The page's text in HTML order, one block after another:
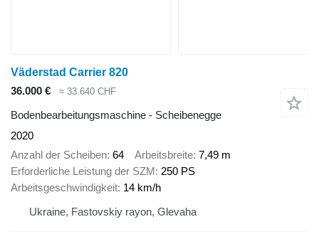
Väderstad Carrier 820
36.000 €
≈ 33.640 CHF
Bodenbearbeitungsmaschine - Scheibenegge
2020
Anzahl der Scheiben 64 Arbeitsbreite 7,49 m
Erforderliche Leistung der SZM 250 PS
Arbeitsgeschwindigkeit 14 km/h
Ukraine, Fastovskiy rayon, Glevaha